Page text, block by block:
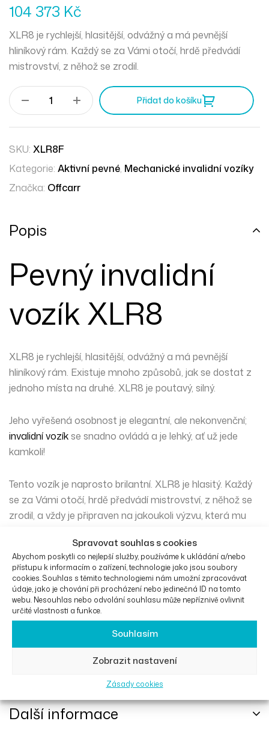
Spravovat souhlas s cookies
Abychom poskytli co nejlepší služby, používáme k ukládání a/nebo
přístupu k informacím o zařízení, technologie jako jsou soubory
cookies. Souhlas s těmito technologiemi nám umožní zpracovávat
údaje, jako je chování při procházení nebo jedinečná ID na tomto
webu. Nesouhlas nebo odvolání souhlasu může nepříznivě ovlivnit
určité vlastnosti a funkce.
Souhlasím
Zobrazit nastavení
Zásady cookies
104 373 Kč
XLR8 je rychlejší, hlasitější, odvážný a má pevnější
hliníkový rám. Každý se za Vámi otočí, hrdě předvádí
mistrovství, z něhož se zrodil.
Přidat do košíku
SKU: XLR8F
Kategorie: Aktivní pevné, Mechanické invalidní vozíky
Značka: Offcarr
Popis
Pevný invalidní
vozík XLR8
XLR8 je rychlejší, hlasitější, odvážný a má pevnější
hliníkový rám. Existuje mnoho způsobů, jak se dostat z
jednoho místa na druhé. XLR8 je poutavý, silný.
Jeho vyřešená osobnost je elegantní, ale nekonvenční;
invalidní vozíkse snadno ovládá a je lehký, ať už jede
kamkoli!
Tento vozík je naprosto brilantní. XLR8 je hlasitý. Každý
se za Vámi otočí, hrdě předvádí mistrovství, z něhož se
zrodil, a vždy je připraven na jakoukoli výzvu, která mu
Vlastnosti vozíku XLR8:
Hliníkový rám
Pevné nebo skládací opěradlo
Pevná nebo nastavitelná náprava
Karbonové chrániče látky, odnímatelné (na přání)
Karbonová opěrka nohou
Další informace